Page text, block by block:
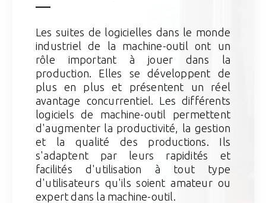
Les suites de logicielles dans le monde
industriel de la machine-outil ont un
rôle important à jouer dans la
production. Elles se développent de
plus en plus et présentent un réel
avantage concurrentiel. Les différents
logiciels de machine-outil permettent
d'augmenter la productivité, la gestion
et la qualité des productions. Ils
s'adaptent par leurs rapidités et
facilités d'utilisation à tout type
d'utilisateurs qu'ils soient amateur ou
expert dans la machine-outil.